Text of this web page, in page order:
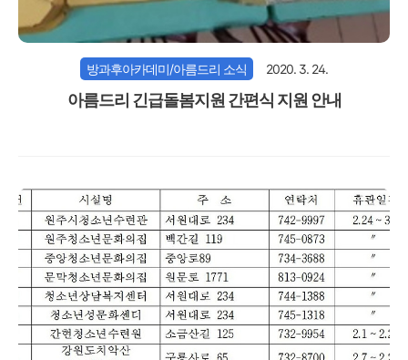
방과후아카데미/아름드리 소식 2020. 3. 24.
아름드리 긴급돌봄지원 간편식 지원 안내